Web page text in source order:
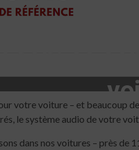
votre voiture – et beaucoup
le système audio de votre
dans nos voitures – près de